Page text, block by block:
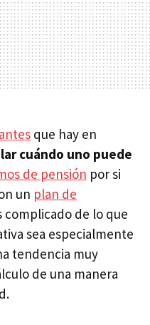
que hay en
cuándo uno puede
de pensión por si
un plan de
complicado de lo que
sea especialmente
tendencia muy
de una manera